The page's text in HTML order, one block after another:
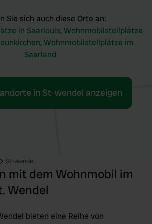
Sie sich auch diese Orte an:
in Saarlouis,Wohnmobilstellplätze
,Wohnmobilstellplätze im
Saarland
in St-wendel anzeigen
St-wendel
mit dem Wohnmobil im
Wendel
bieten eine Reihe von